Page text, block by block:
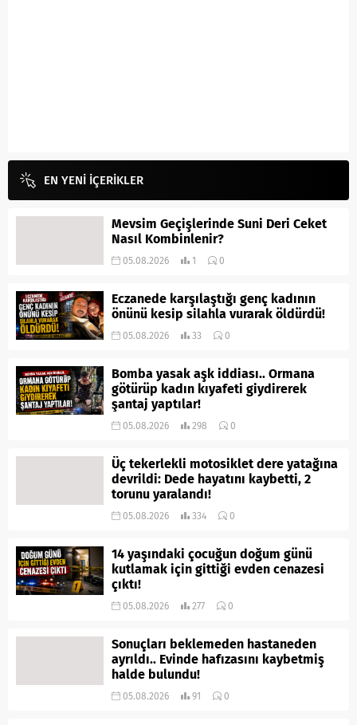
EN YENİ İÇERİKLER
Mevsim Geçişlerinde Suni Deri Ceket
Nasıl Kombinlenir?
05.08.2026 1 0
Eczanede karşılaştığı genç kadının
önünü kesip silahla vurarak öldürdü!
05.08.2026 33 0
Bomba yasak aşk iddiası.. Ormana
götürüp kadın kıyafeti giydirerek
şantaj yaptılar!
05.08.2026 298 0
Üç tekerlekli motosiklet dere yatağına
devrildi: Dede hayatını kaybetti, 2
torunu yaralandı!
05.08.2026 334 0
14 yaşındaki çocuğun doğum günü
kutlamak için gittiği evden cenazesi
çıktı!
05.08.2026 277 0
Sonuçları beklemeden hastaneden
ayrıldı.. Evinde hafızasını kaybetmiş
halde bulundu!
05.08.2026 91 0